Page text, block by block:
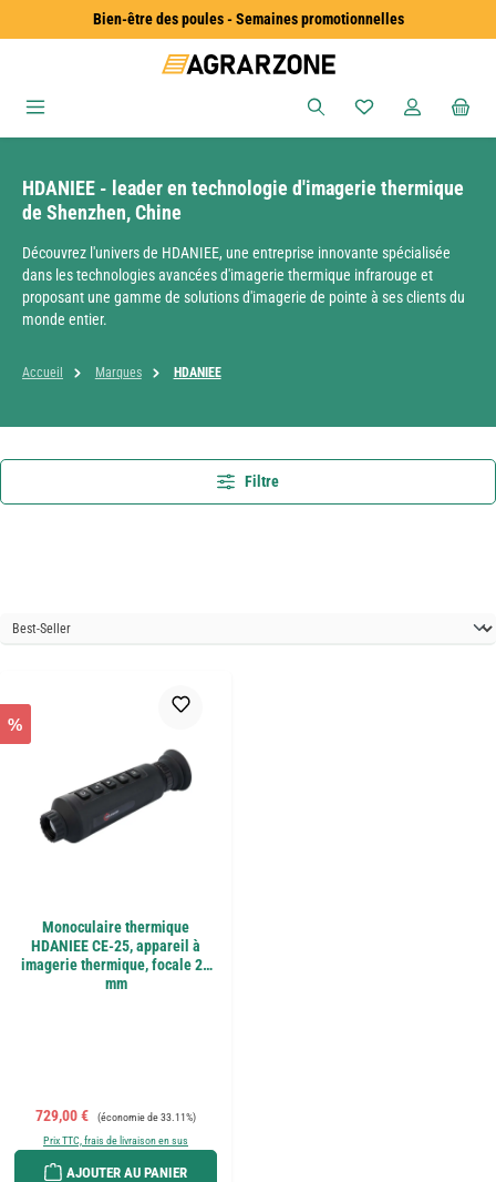
Passer au contenu principalBien-être des poules - Semaines promotionnelles
Vous avez 0
HDANIEE - leader en technologie d'imagerie thermique
de Shenzhen, Chine
Découvrez l'univers de HDANIEE, une entreprise innovante spécialisée
dans les technologies avancées d'imagerie thermique infrarouge et
proposant une gamme de solutions d'imagerie de pointe à ses clients du
monde entier.
Accueil Marques HDANIEE
Filtre
%
Monoculaire thermique
HDANIEE CE-25, appareil à
imagerie thermique, focale 25
mm
Prix de vente :
729,00 € Prix régulier :
(économie de 33.11%)
Prix TTC, frais de livraison en sus
AJOUTER AU PANIER